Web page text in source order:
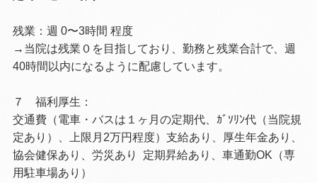
残業：週 0〜3時間 程度
→当院は残業０を目指しており、勤務と残業合計で、週
40時間以内になるように配慮しています。
７ 福利厚生：
交通費（電車・バスは１ヶ月の定期代、ｶﾞｿﾘﾝ代（当院規
定あり）、上限月2万円程度）支給あり、厚生年金あり、
協会健保あり、労災あり
定期昇給あり、車通勤OK（専
用駐車場あり）